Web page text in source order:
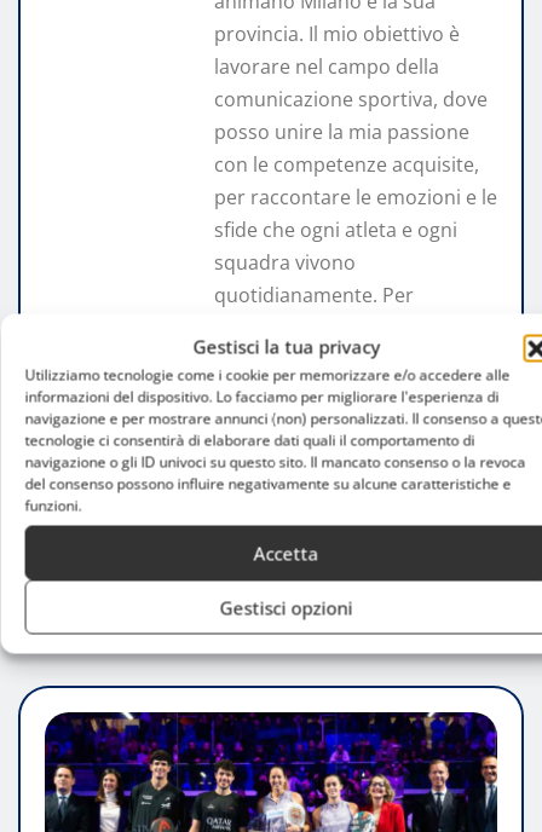
Gestisci la tua privacy
Utilizziamo tecnologie come i cookie per memorizzare e/o accedere alle
informazioni del dispositivo. Lo facciamo per migliorare l'esperienza di
navigazione e per mostrare annunci (non) personalizzati. Il consenso a
tecnologie ci consentirà di elaborare dati quali il comportamento di
navigazione o gli ID univoci su questo sito. Il mancato consenso o la revoca
del consenso possono influire negativamente su alcune caratteristiche e
funzioni.
Accetta
Gestisci opzioni
provincia. Il mio obiettivo è
lavorare nel campo della
comunicazione sportiva, dove
posso unire la mia passione
con le competenze acquisite,
per raccontare le emozioni e le
sfide che ogni atleta e ogni
squadra vivono
quotidianamente. Per
opportunità, puoi contattarmi
via e-mail a:
andreaadecapitani@gmail.com
RELATED STORY